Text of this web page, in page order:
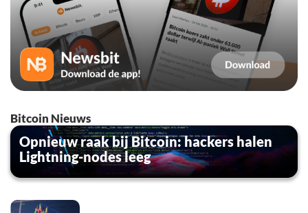
Bitcoin Nieuws
Opnieuw raak bij Bitcoin: hackers halen
Lightning-nodes leeg